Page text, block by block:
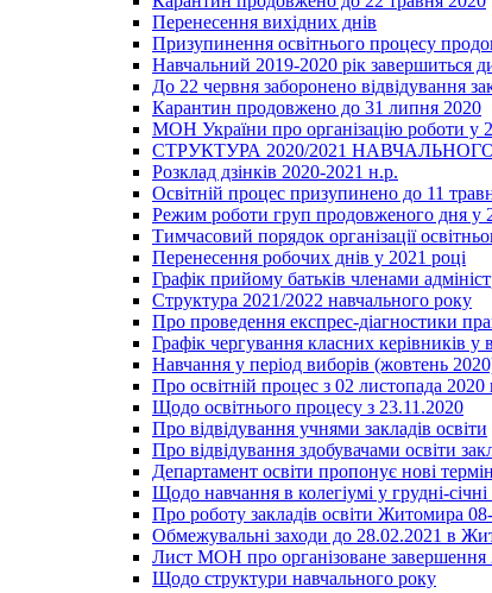
Перенесення вихідних днів
Призупинення освітнього процесу
Навчальний 2019-2020 рік завершиться
До 22 червня заборонено відвідування
Карантин продовжено до 31 липня 2020
МОН України про організацію роботи у
СТРУКТУРА 2020/2021
Розклад дзінків 2020-2021 н.р.
Освітній процес призупинено до 11
Режим роботи груп продовженого дня у
Тимчасовий порядок організації
Перенесення робочих днів у 2021 році
Графік прийому батьків членами
Структура 2021/2022 навчального року
Про проведення експрес-діагностики
Графік чергування класних керівників у
Навчання у період виборів (жовтень
Про освітній процес з 02 листопада 2020
Щодо освітнього процесу з 23.11.2020
Про відвідування учнями закладів освіти
Про відвідування здобувачами освіти
Департамент освіти пропонує нові
Щодо навчання в колегіумі у грудні-
Про роботу закладів освіти Житомира
Обмежувальні заходи до 28.02.2021 в
Лист МОН про організоване завершення
Щодо структури навчального року